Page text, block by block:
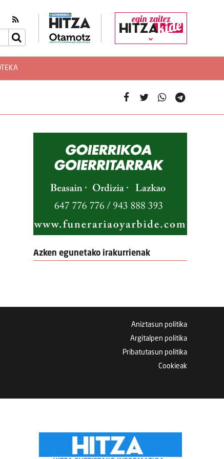
egin zaitez
Azken egunetako irakurrienak
Aniztasun politika
Argitalpen politika
Pribatutasun politika
Cookieak